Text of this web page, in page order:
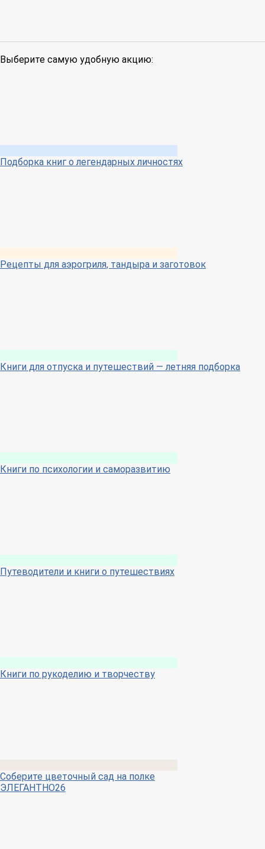
Выберите самую удобную акцию:
Подборка книг о легендарных личностях
Рецепты для аэрогриля, тандыра и заготовок
Книги для отпуска и путешествий — летняя подборка
Книги по психологии и саморазвитию
Путеводители и книги о путешествиях
Книги по рукоделию и творчеству
Соберите цветочный сад на полке
ЭЛЕГАНТНО26